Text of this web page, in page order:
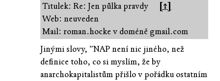
Titulek: Re: Jen půlka pravdy
[↑]
Web: neuveden
Mail: roman.hocke v doméně gmail.com
Jinými slovy, "NAP není nic jiného, než
definice toho, co si myslím, že by
anarchokapitalistům přišlo v pořádku ostatním